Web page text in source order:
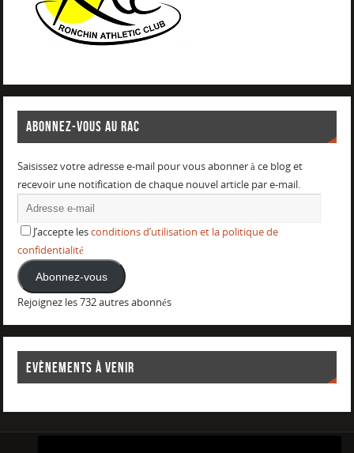
ABONNEZ-VOUS AU RAC
Saisissez votre adresse e-mail pour vous abonner à ce blog et
recevoir une notification de chaque nouvel article par e-mail.
J’accepte lesconditions d’utilisation et la politique de
confidentialité
Abonnez-vous
Rejoignez les 732 autres abonnés
EVÈNEMENTS À VENIR